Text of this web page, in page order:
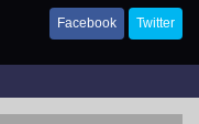
Facebook Twitter